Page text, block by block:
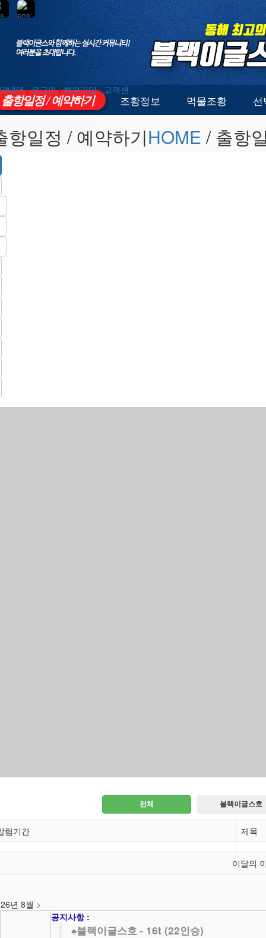
내역|로그인|회원가입|고객센
출항일정 / 예약하기 조황정보 먹물조황
항일정 / 예약하기HOME / 출항
전체 블랙이글스호
림기간 제목
이달의
년 8월 >
공지사항 :
♠블랙이글스호 - 16t (22인승)